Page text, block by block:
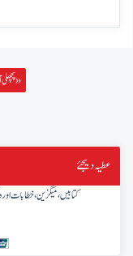
پچھلی آیت »
عطیہ دیجئے
کتابیں، میگزین، خطابات